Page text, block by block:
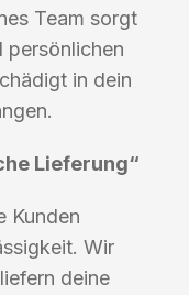
Team sorgt
persönlichen
in dein
Lieferung“
Kunden
Wir
deine